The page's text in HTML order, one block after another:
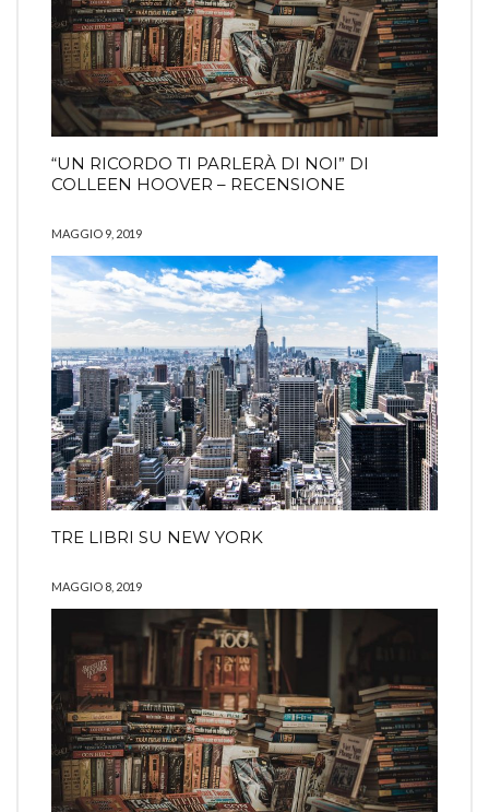
“UN RICORDO TI PARLERÀ DI NOI” DI
COLLEEN HOOVER – RECENSIONE
MAGGIO 9, 2019
TRE LIBRI SU NEW YORK
MAGGIO 8, 2019